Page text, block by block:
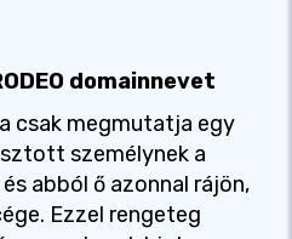
domainnevet
csak megmutatja egy
személynek a
abból ő azonnal rájön,
Ezzel rengeteg